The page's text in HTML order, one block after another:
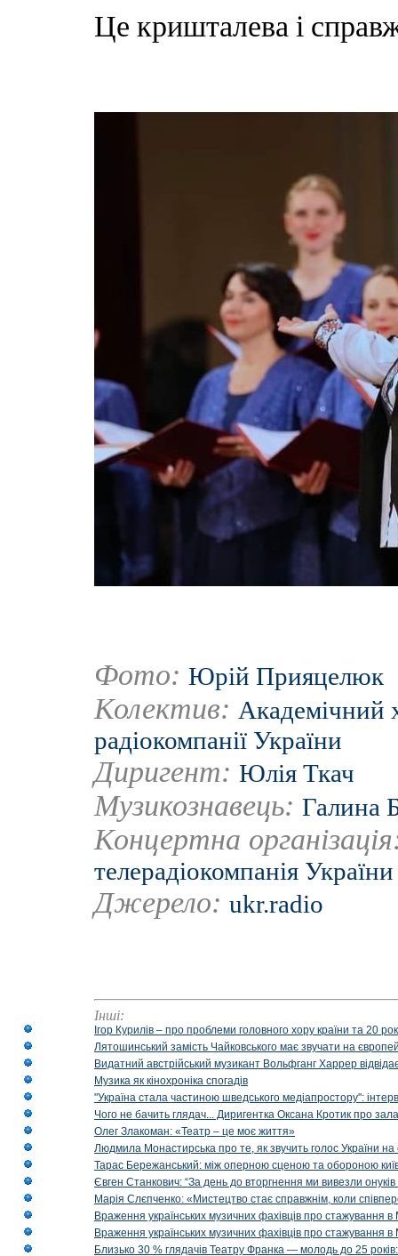
Це кришталева і
Фото: Юрій Прияцелюк
Колектив: Академічний
радіокомпанії України
Диригент: Юлія Ткач
Музикознавець: Галина
Концертна
телерадіокомпанія України
Джерело: ukr.radio
Інші:
Ігор Курилів – про проблеми головного хору країни та 20
Лятошинський замість Чайковського має звучати на
Видатний австрійський музикант Вольфганг Харрер
Музика як кінохроніка спогадів
"Україна стала частиною шведського медіапростору":
Чого не бачить глядач... Диригентка Оксана Кротик про
Олег Злакоман: «Театр – це моє життя»
Людмила Монастирська про те, як звучить голос України на
Тарас Бережанський: між оперною сценою та обороною
Євген Станкович: “За день до вторгнення ми вивезли онуків
Марія Слєпченко: «Мистецтво стає справжнім, коли
Враження українських музичних фахівців про стажування
Враження українських музичних фахівців про стажування
Близько 30 % глядачів Театру Франка — молодь до 25